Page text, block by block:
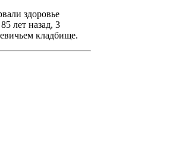
здоровье
лет назад, 3
кладбище.